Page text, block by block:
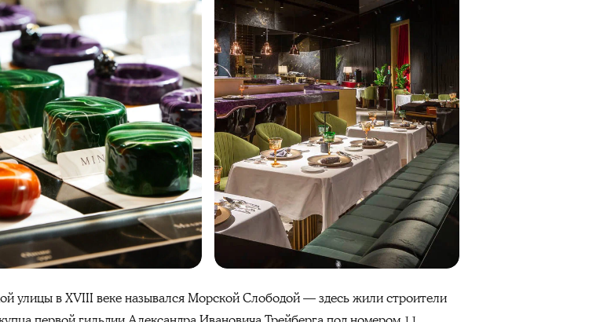
улицы в XVIII веке назывался Морской Слободой — здесь жили строители